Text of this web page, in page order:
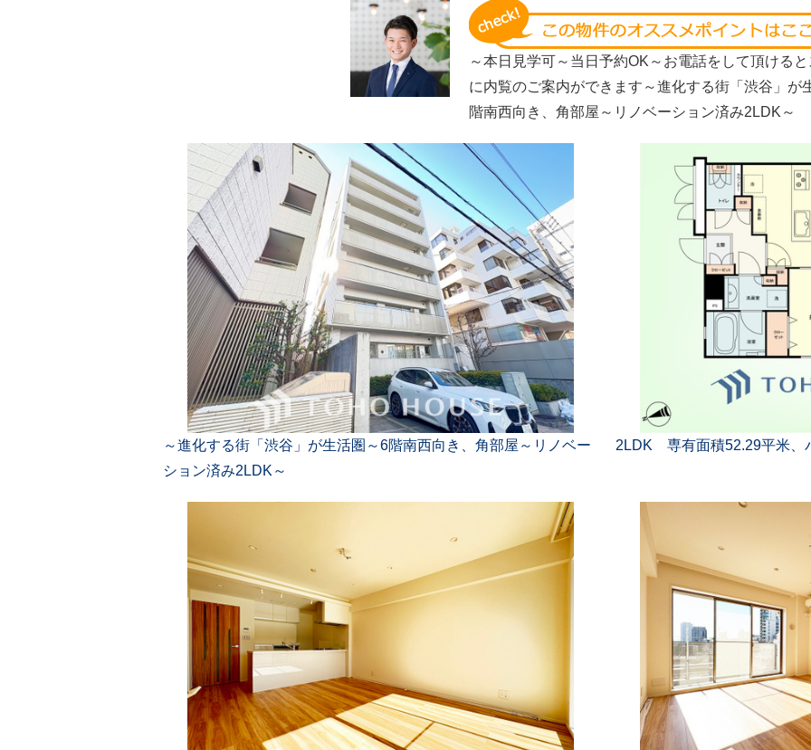
～本日見学可～当日予約OK～お電話をして頂ける
に内覧のご案内ができます～進化する街「渋谷」が
階南西向き、角部屋～リノベーション済み2LDK～
～進化する街「渋谷」が生活圏～6階南西向き、角部屋～リノベー
ション済み2LDK～
2LDK 専有面積52.29平米、